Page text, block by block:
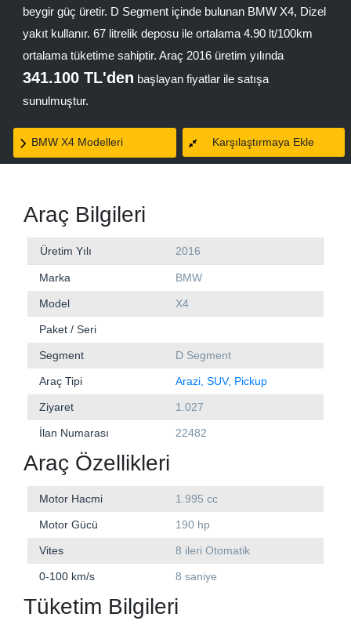
beygir güç üretir. D Segment içinde bulunan BMW X4, Dizel
yakıt kullanır. 67 litrelik deposu ile ortalama 4.90 lt/100km
ortalama tüketime sahiptir. Araç 2016 üretim yılında
341.100 TL'den başlayan fiyatlar ile satışa
sunulmuştur.
BMW X4 Modelleri Karşılaştırmaya Ekle
Araç Bilgileri
Üretim Yılı 2016
Marka BMW
Model X4
Paket / Seri
Segment D Segment
Araç Tipi Arazi, SUV, Pickup
Ziyaret 1.027
İlan Numarası 22482
Araç Özellikleri
Motor Hacmi 1.995 cc
Motor Gücü 190 hp
Vites 8 ileri Otomatik
0-100 km/s 8 saniye
Tüketim Bilgileri